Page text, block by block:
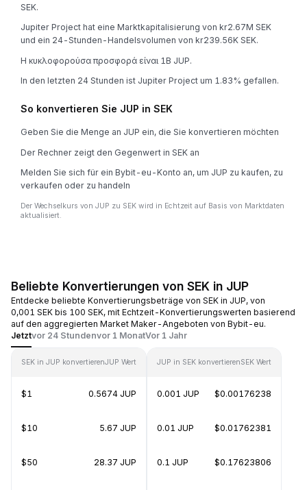
SEK.
Jupiter Project hat eine Marktkapitalisierung von kr2.67M SEK
und ein 24-Stunden-Handelsvolumen von kr239.56K SEK.
Η κυκλοφορούσα προσφορά είναι 1B JUP.
In den letzten 24 Stunden ist Jupiter Project um 1.83% gefallen.
So konvertieren Sie JUP in SEK
Geben Sie die Menge an JUP ein, die Sie konvertieren möchten
Der Rechner zeigt den Gegenwert in SEK an
Melden Sie sich für ein Bybit-eu-Konto an, um JUP zu kaufen, zu
verkaufen oder zu handeln
Der Wechselkurs von JUP zu SEK wird in Echtzeit auf Basis von Marktdaten
aktualisiert.
Beliebte Konvertierungen von SEK in JUP
Entdecke beliebte Konvertierungsbeträge von SEK in JUP, von
0,001 SEK bis 100 SEK, mit Echtzeit-Konvertierungswerten basierend
auf den aggregierten Market Maker-Angeboten von Bybit-eu.
Jetztvor 24 Stundenvor 1 MonatVor 1 Jahr
SEK in JUP konvertierenJUP Wert
$1 0.5674 JUP
$10 5.67 JUP
$50 28.37 JUP
JUP in SEK konvertierenSEK Wert
0.001 JUP $0.00176238
0.01 JUP $0.01762381
0.1 JUP $0.17623806